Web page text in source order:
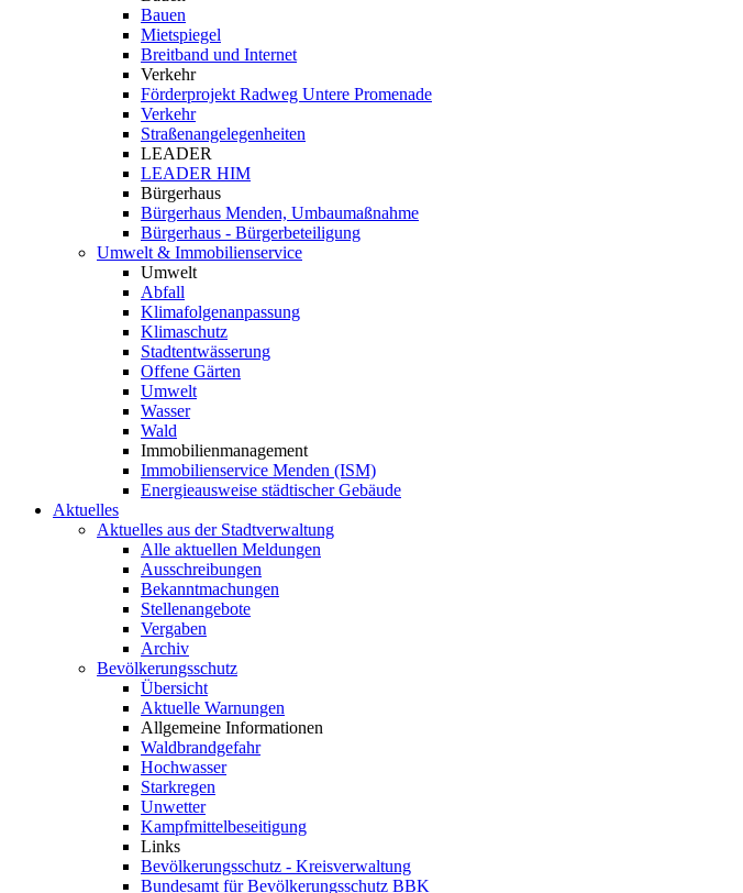
Bauen
Mietspiegel
Breitband und Internet
Verkehr
Förderprojekt Radweg Untere Promenade
Verkehr
Straßenangelegenheiten
LEADER
LEADER HIM
Bürgerhaus
Bürgerhaus Menden, Umbaumaßnahme
Bürgerhaus - Bürgerbeteiligung
Umwelt & Immobilienservice
Umwelt
Abfall
Klimafolgenanpassung
Klimaschutz
Stadtentwässerung
Offene Gärten
Umwelt
Wasser
Wald
Immobilienmanagement
Immobilienservice Menden (ISM)
Energieausweise städtischer Gebäude
Aktuelles
Aktuelles aus der Stadtverwaltung
Alle aktuellen Meldungen
Ausschreibungen
Bekanntmachungen
Stellenangebote
Vergaben
Archiv
Bevölkerungsschutz
Übersicht
Aktuelle Warnungen
Allgemeine Informationen
Waldbrandgefahr
Hochwasser
Starkregen
Unwetter
Kampfmittelbeseitigung
Links
Bevölkerungsschutz - Kreisverwaltung
Bundesamt für Bevölkerungsschutz BBK